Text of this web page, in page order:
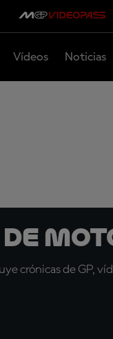
Vídeos Noticias
crónicas de GP,